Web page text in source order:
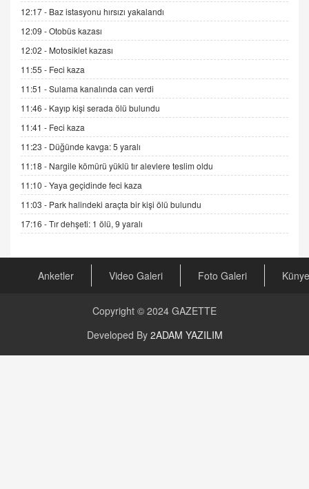
ADEM AKÖL
Esed Destekçilerinin Yüzüne Vurulan Şamar:
Sednaya
11.12.2024 12:30
DR. EKREM ASLAN
Gerçek Ne, Algı Ne? "Beraber Yürüyoruz"
Cümlesinin Peşinden
19.07.2025 12:45
GÖNÜL MENEKŞE
Şifacının Yolu
04.11.2025 12:56
AV. RÜMEYSA ÖZKALE
Kira Uyuşmazlıklarında Dava Açmadan Önce
23.09.2023 16:30
CAN UĞURATEŞ
Değişen yapısıyla Suriye
16.12.2024 14:16
GÜNLÜK BURÇ YORUMU
12:17 - Baz istasyonu hırsızı yakalandı
12:09 -Otobüs kazası
12:02 - Motosiklet kazası
11:55 - Feci kaza
11:51 -Sulama kanalında can verdi
11:46 - Kayıp kişi serada ölü bulundu
11:41 - Feci kaza
11:23 - Düğünde kavga: 5 yaralı
11:18 - Nargile kömürü yüklü tır alevlere teslim oldu
11:10 -Yaya geçidinde feci kaza
11:03 - Park halindeki araçta bir kişi ölü bulundu
17:16 -Tır dehşeti: 1 ölü, 9 yaralı
Anketler Video Galeri Foto Galeri Künye
Copyright © 2024 GAZETTE
Developed By 2ADAM YAZILIM